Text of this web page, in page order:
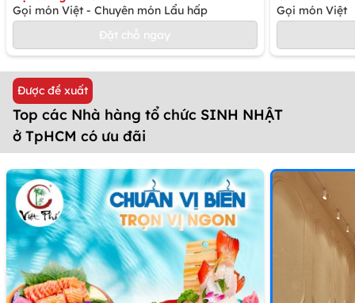
Gọi món Việt - Chuyên món Lẩu hấp
Đặt chỗ ngay
Gọi món Việt
Được đề xuất
Top các Nhà hàng tổ chức SINH NHẬT
ở TpHCM có ưu đãi